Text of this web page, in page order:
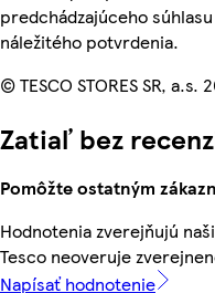
predchádzajúceho
náležitého potvrdenia.
© TESCO STORES SR, a.s.
Zatiaľ bez
Pomôžte ostatným
Hodnotenia zverejňujú
Tesco neoveruje
Napísať hodnotenie